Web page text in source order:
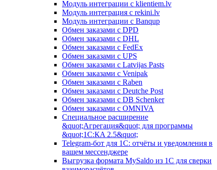
Модуль интеграции с klientiem.lv
Модуль интеграция с rekini.lv
Модуль интеграции с Banqup
Обмен заказами с DPD
Обмен заказами с DHL
Обмен заказами с FedEx
Обмен заказами с UPS
Обмен заказами с Latvijas Pasts
Обмен заказами с Venipak
Обмен заказами с Raben
Обмен заказами с Deutche Post
Обмен заказами с DB Schenker
Обмен заказами с OMNIVA
Специальное расширение
&quot;Агрегация&quot; для программы
&quot;1С:КA 2.5&quot;
Telegram-бот для 1С: отчёты и уведомления в
вашем мессенджере
Выгрузка формата MySaldo из 1C для сверки